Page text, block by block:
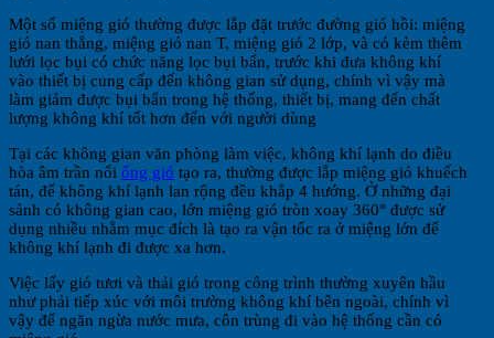
Một số miệng gió thường được lắp đặt trước đường gió hồi: miệng
gió nan thẳng, miệng gió nan T, miệng gió 2 lớp, và có kèm thêm
lưới lọc bụi có chức năng lọc bụi bẩn, trước khi đưa không khí
vào thiết bị cung cấp đến không gian sử dụng, chính vì vậy mà
làm giảm được bụi bẩn trong hệ thống, thiết bị, mang đến chất
lượng không khí tốt hơn đến với người dùng
Tại các không gian văn phòng làm việc, không khí lạnh do điều
hòa âm trần nối ống gió tạo ra, thường được lắp miệng gió khuếch
tán, để không khí lạnh lan rộng đều khắp 4 hướng. Ở những đại
sảnh có không gian cao, lớn miệng gió tròn xoay 360° được sử
dụng nhiều nhằm mục đích là tạo ra vận tốc ra ở miệng lớn để
không khí lạnh đi được xa hơn.
Việc lấy gió tươi và thải gió trong công trình thường xuyên hầu
như phải tiếp xúc với môi trường không khí bên ngoài, chính vì
vậy để ngăn ngừa nước mưa, côn trùng đi vào hệ thống cần có